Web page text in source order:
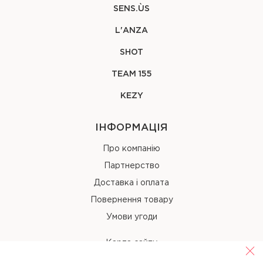
SENS.ÙS
L'ANZA
SHOT
TEAM 155
KEZY
ІНФОРМАЦІЯ
Про компанію
Партнерство
Доставка і оплата
Повернення товару
Умови угоди
Карта сайту